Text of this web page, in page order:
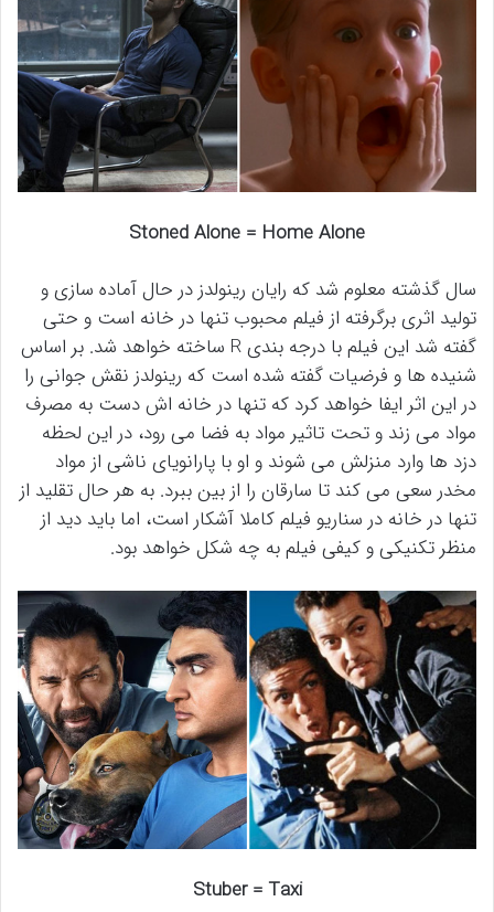
Stoned Alone = Home Alone
سال گذشته معلوم شد که رایان رینولدز در حال آماده سازی و
تولید اثری برگرفته از فیلم محبوب تنها در خانه است و حتی
گفته شد این فیلم با درجه بندی R ساخته خواهد شد. بر اساس
شنیده ها و فرضیات گفته شده است که رینولدز نقش جوانی را
در این اثر ایفا خواهد کرد که تنها در خانه اش دست به مصرف
مواد می زند و تحت تاثیر مواد به فضا می رود، در این لحظه
دزد ها وارد منزلش می شوند و او با پارانویای ناشی از مواد
مخدر سعی می کند تا سارقان را از بین ببرد. به هر حال تقلید از
تنها در خانه در سناریو فیلم کاملا آشکار است، اما باید دید از
منظر تکنیکی و کیفی فیلم به چه شکل خواهد بود.
Stuber = Taxi